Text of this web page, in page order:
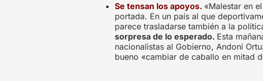
Se tensan los apoyos. «Malestar en
portada. En un país al que
parece trasladarse también a la
sorpresa de lo esperado. Esta
nacionalistas al Gobierno, Andoni
bueno «cambiar de caballo en mitad